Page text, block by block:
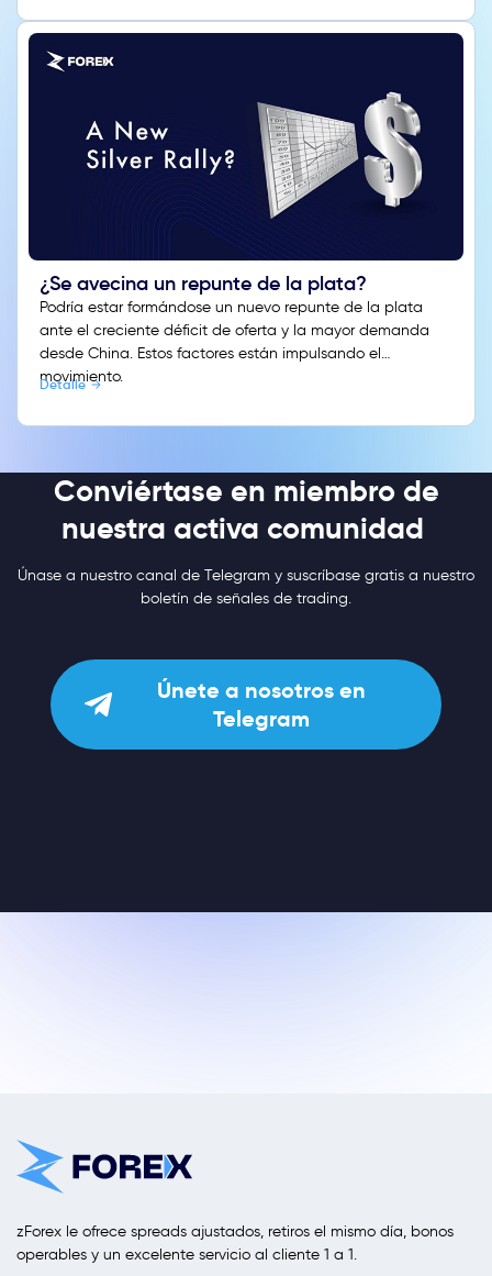
¿Se avecina un repunte de la plata?
Podría estar formándose un nuevo repunte de la plata
ante el creciente déficit de oferta y la mayor demanda
desde China. Estos factores están impulsando el
movimiento.
Detalle
Conviértase en miembro de
nuestra activa comunidad
Únase a nuestro canal de Telegram y suscríbase gratis a nuestro
boletín de señales de trading.
Únete a nosotros en
Telegram
zForex le ofrece spreads ajustados, retiros el mismo día, bonos
operables y un excelente servicio al cliente 1 a 1.